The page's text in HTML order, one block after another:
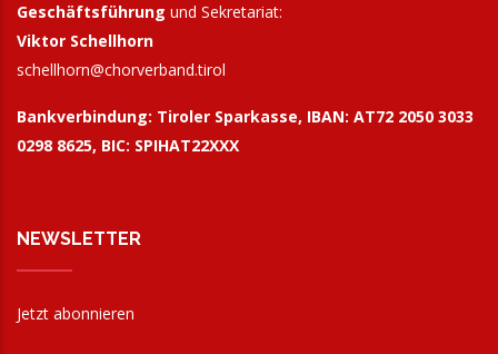
Geschäftsführung und Sekretariat:
Viktor Schellhorn
schellhorn@chorverband.tirol
Bankverbindung: Tiroler Sparkasse, IBAN: AT72 2050 3033
0298 8625, BIC: SPIHAT22XXX
NEWSLETTER
Jetzt abonnieren